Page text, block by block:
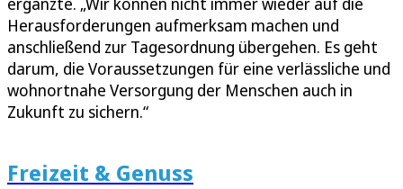
Herausforderungen aufmerksam machen und
anschließend zur Tagesordnung übergehen. Es geht
darum, die Voraussetzungen für eine verlässliche und
wohnortnahe Versorgung der Menschen auch in
Zukunft zu sichern.“
Freizeit & Genuss